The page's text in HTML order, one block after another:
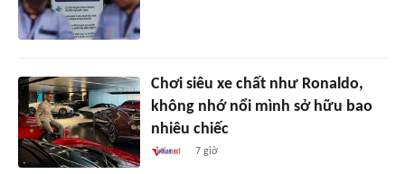
Chơi siêu xe chất như Ronaldo,
không nhớ nổi mình sở hữu bao
nhiêu chiếc
7 giờ